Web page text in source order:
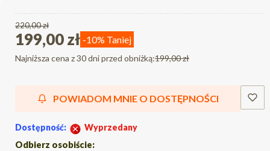
220,00 zł
199,00 zł -10% Taniej
Najniższa cena z 30 dni przed obniżką:199,00 zł
POWIADOM MNIE O DOSTĘPNOŚCI
Dostępność:
Wyprzedany
Odbierz osobiście: